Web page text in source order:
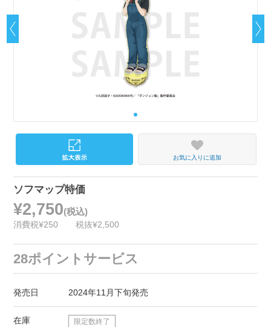
お気に入りに追加
ソフマップ特価
¥2,750(税込)
消費税¥250 税抜¥2,500
28ポイントサービス
発売日 2024年11月下旬発売
在庫 限定数終了